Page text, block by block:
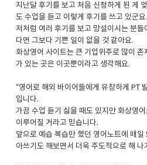
지난달 후기를 보고 처음 신청하게 된 게
도 수업을 듣고 이렇게 후기를 쓰고 있군요.
저처럼 여러 후기를 보고 망설이시는 분
다면 그보다 기쁜 일이 없을 것 같아요.
화상영어 사이트는 큰 기업위주로 많이
가 있는 곳은 이곳뿐이라고 생각해요.
“영어로 해외 바이어들에게 유창하게 PT
입니다.
가끔 수업 듣기 싫을 때도 있지만 화상영
이루어질 거라고 믿습니다.
앞으로 예습 복습만 했던 영어노트에 매
아쓰기도 해보면서 더욱 주도적으로 해 나